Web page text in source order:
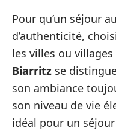
Pour qu’un séjour au
d’authenticité,
les villes ou
Biarritz se
son ambiance
son niveau de vie
idéal pour un